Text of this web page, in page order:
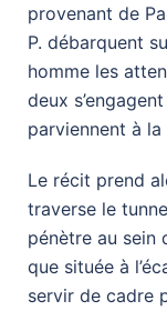
provenant de
P. débarquent
homme les
deux
parviennent à la
Le récit prend
traverse le
pénètre au sein
que située à
servir de cadre